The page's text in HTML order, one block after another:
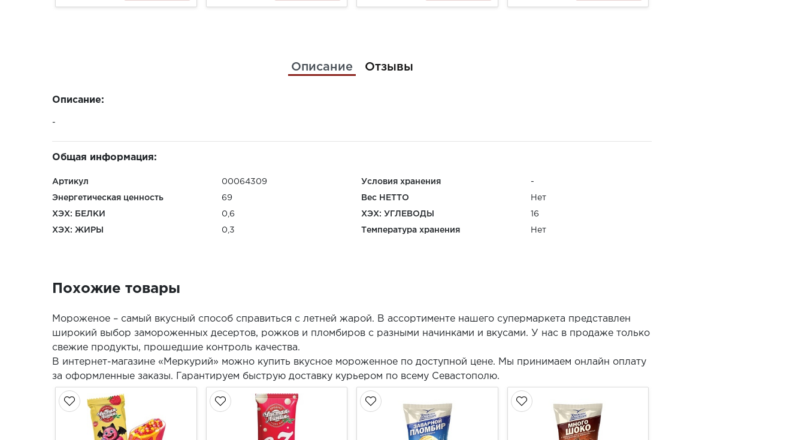
Описание Отзывы
Описание:
-
Общая информация:
Артикул 00064309 Условия хранения -
Энергетическая ценность 69 Вес НЕТТО Нет
ХЭХ: БЕЛКИ 0,6 ХЭХ: УГЛЕВОДЫ 16
ХЭХ: ЖИРЫ 0,3 Температура хранения Нет
Похожие товары
Мороженое – самый вкусный способ справиться с летней жарой. В ассортименте нашего супермаркета представлен
широкий выбор замороженных десертов, рожков и пломбиров с разными начинками и вкусами. У нас в продаже только
свежие продукты, прошедшие контроль качества.
В интернет-магазине «Меркурий» можно купить вкусное мороженное по доступной цене. Мы принимаем онлайн оплату
за оформленные заказы. Гарантируем быструю доставку курьером по всему Севастополю.